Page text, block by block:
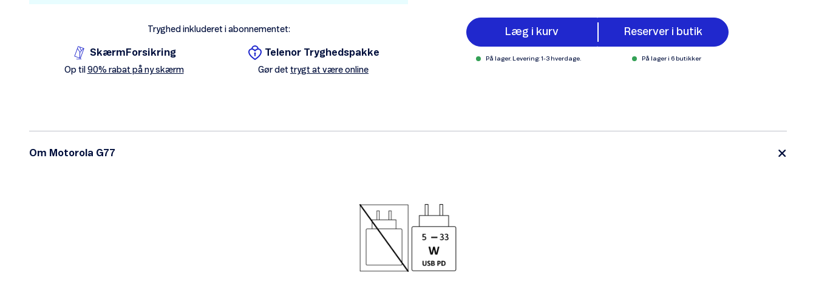
Tryghed inkluderet i abonnementet:
SkærmForsikring
Op til 90% rabat på ny skærm
Telenor Tryghedspakke
Gør det trygt at være online
Læg i kurv Reserver i butik
På lager. Levering: 1-3 hverdage. På lager i 6 butikker
Om Motorola G77